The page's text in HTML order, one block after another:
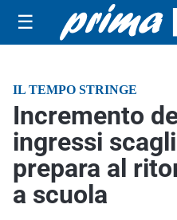
☰
IL TEMPO STRINGE
Incremento
ingressi
prepara al
a scuola